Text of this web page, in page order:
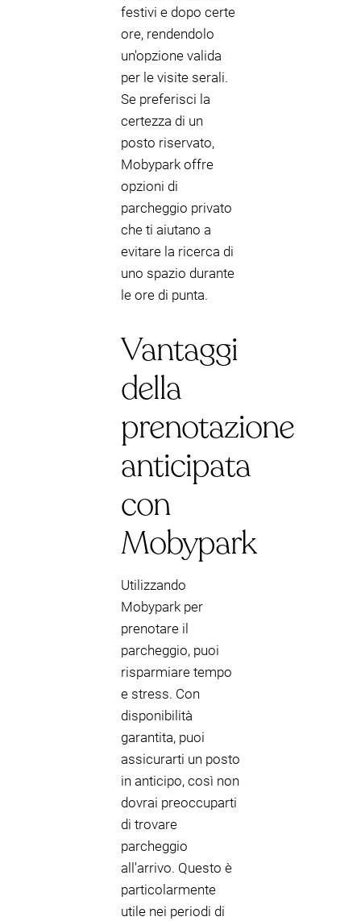
festivi e dopo certe
ore, rendendolo
un'opzione valida
per le visite serali.
Se preferisci la
certezza di un
posto riservato,
Mobypark offre
opzioni di
parcheggio privato
che ti aiutano a
evitare la ricerca di
uno spazio durante
le ore di punta.
Vantaggi
della
prenotazione
anticipata
con
Mobypark
Utilizzando
Mobypark per
prenotare il
parcheggio, puoi
risparmiare tempo
e stress. Con
disponibilità
garantita, puoi
assicurarti un posto
in anticipo, così non
dovrai preoccuparti
di trovare
parcheggio
all'arrivo. Questo è
particolarmente
utile nei periodi di